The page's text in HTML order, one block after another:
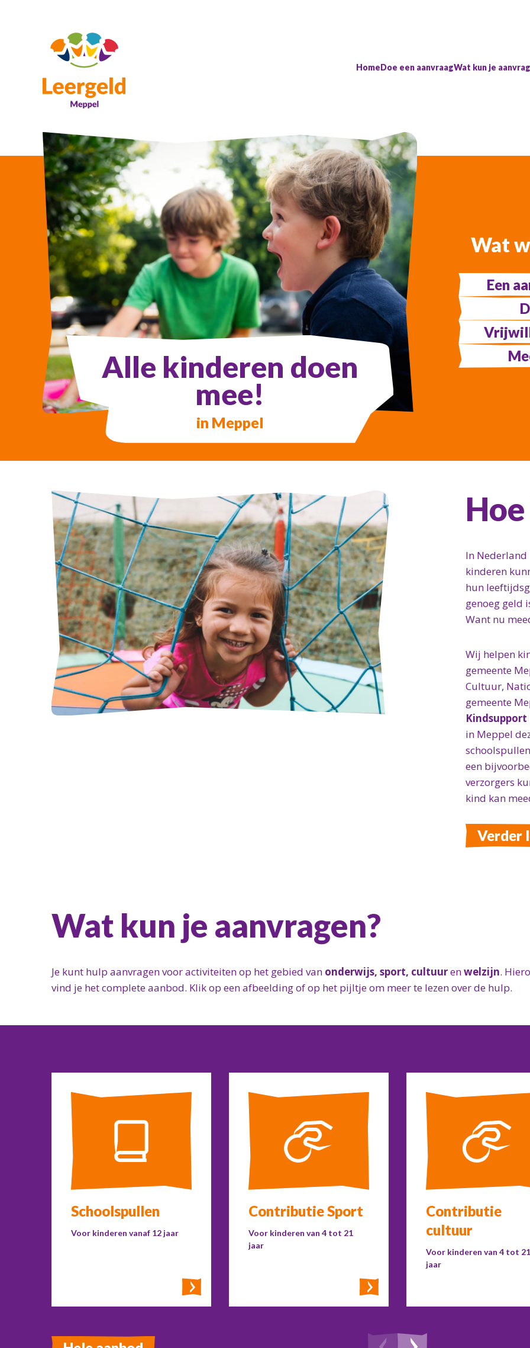
HomeDoe een aanvraagWat kun je
Alle kinderen doen
mee!
in Meppel
Wat
Een
In Nederland
kinderen
hun
genoeg geld
Want nu
Wij helpen
gemeente
Cultuur,
gemeente
Kindsupport
in Meppel
een
verzorgers
kind kan
Verder
Wat kun je aanvragen?
Je kunt hulp aanvragen voor activiteiten op het gebied van onderwijs, sport, cultuurenwelzijn. H
vind je het complete aanbod. Klik op een afbeelding of op het pijltje om meer te lezen over de hulp.
Schoolspullen
Voor kinderen vanaf 12 jaar
Contributie Sport
Voor kinderen van 4 tot 21
jaar
Contributie
cultuur
Voor kinderen van 4 tot 21
jaar